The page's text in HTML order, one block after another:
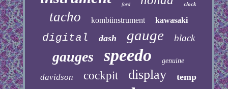
ford clock
tacho kombiinstrument kawasaki
digital dash gauge black
gauges speedo genuine
davidson cockpit display temp